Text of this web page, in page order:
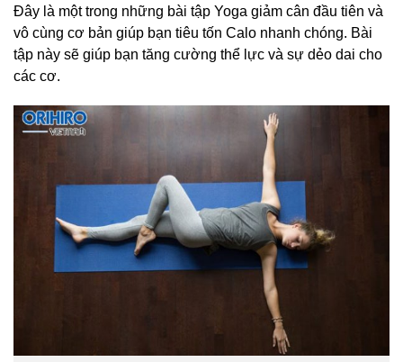
Đây là một trong những bài tập Yoga giảm cân đầu tiên và
vô cùng cơ bản giúp bạn tiêu tốn Calo nhanh chóng. Bài
tập này sẽ giúp bạn tăng cường thể lực và sự dẻo dai cho
các cơ.